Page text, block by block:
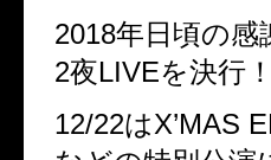
2018年日頃の
2夜LIVEを決行！
12/22はX’MAS